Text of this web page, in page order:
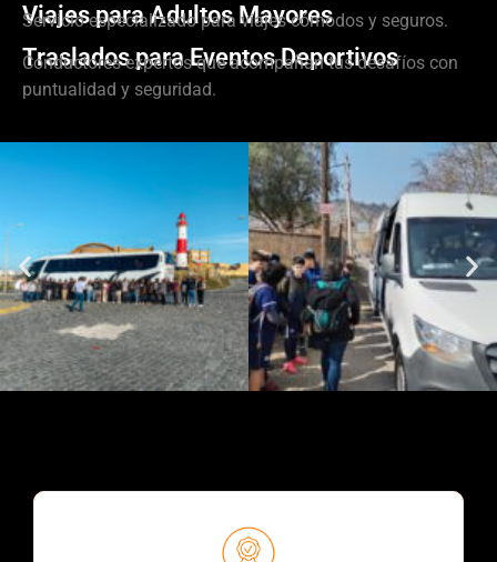
Viajes para Adultos Mayores
Servicio especializado para viajes cómodos y seguros.
Traslados para Eventos Deportivos
Conductores expertos que acompañan tus desafíos con
puntualidad y seguridad.